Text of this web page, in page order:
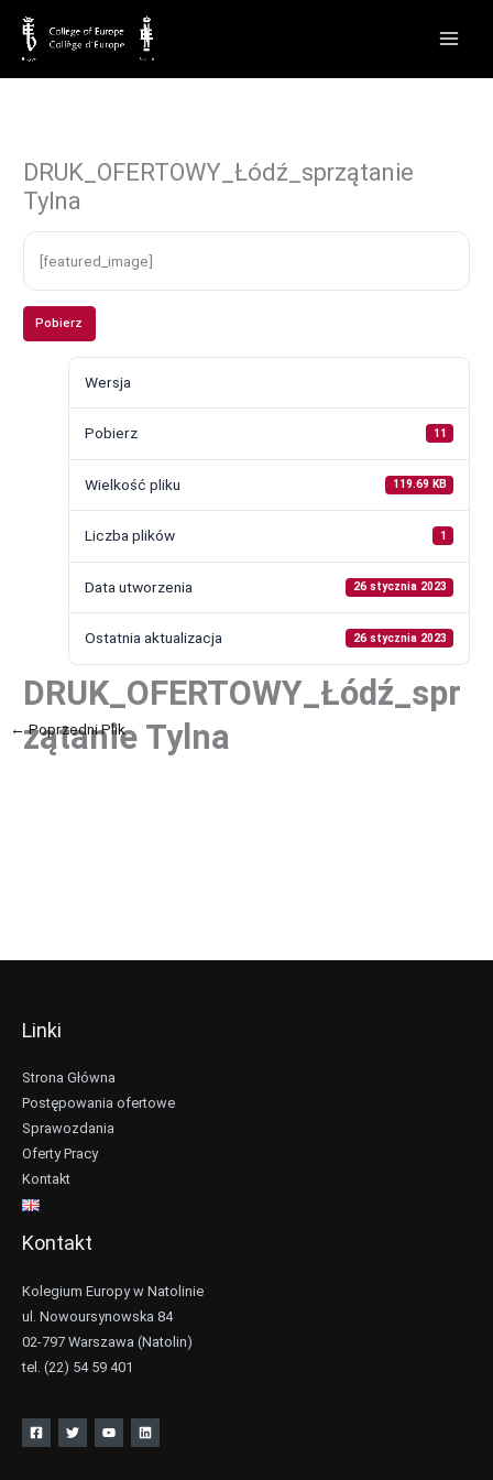
treści
DRUK_OFERTOWY_Łódź_sprzątanie
Tylna
[featured_image]
Pobierz
Wersja
Pobierz 11
Wielkość pliku 119.69 KB
Liczba plików 1
Data utworzenia 26 stycznia 2023
Ostatnia aktualizacja 26 stycznia 2023
DRUK_OFERTOWY_Łódź_spr
zątanie Tylna
←Poprzedni Plik
Linki
Strona Główna
Postępowania ofertowe
Sprawozdania
Oferty Pracy
Kontakt
Kontakt
Kolegium Europy w Natolinie
ul. Nowoursynowska 84
02-797 Warszawa (Natolin)
tel. (22) 54 59 401